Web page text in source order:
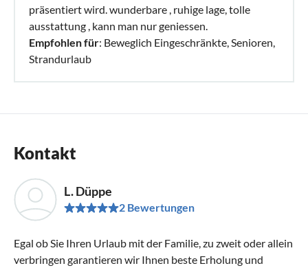
präsentiert wird. wunderbare , ruhige lage, tolle
ausstattung , kann man nur geniessen.
Empfohlen für: Beweglich Eingeschränkte, Senioren,
Strandurlaub
Kontakt
L. Düppe
2 Bewertungen
Egal ob Sie Ihren Urlaub mit der Familie, zu zweit oder allein
verbringen garantieren wir Ihnen beste Erholung und